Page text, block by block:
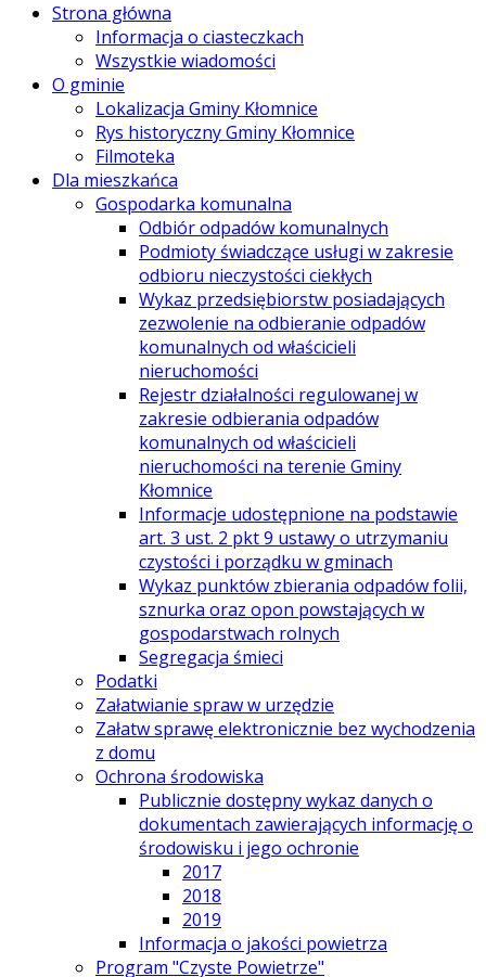
Strona główna
Informacja o ciasteczkach
Wszystkie wiadomości
O gminie
Lokalizacja Gminy Kłomnice
Rys historyczny Gminy Kłomnice
Filmoteka
Dla mieszkańca
Gospodarka komunalna
Odbiór odpadów komunalnych
Podmioty świadczące usługi w zakresie
odbioru nieczystości ciekłych
Wykaz przedsiębiorstw posiadających
zezwolenie na odbieranie odpadów
komunalnych od właścicieli
nieruchomości
Rejestr działalności regulowanej w
zakresie odbierania odpadów
komunalnych od właścicieli
nieruchomości na terenie Gminy
Kłomnice
Informacje udostępnione na podstawie
art. 3 ust. 2 pkt 9 ustawy o utrzymaniu
czystości i porządku w gminach
Wykaz punktów zbierania odpadów folii,
sznurka oraz opon powstających w
gospodarstwach rolnych
Segregacja śmieci
Podatki
Załatwianie spraw w urzędzie
Załatw sprawę elektronicznie bez wychodzenia
z domu
Ochrona środowiska
Publicznie dostępny wykaz danych o
dokumentach zawierających informację o
środowisku i jego ochronie
2017
2018
2019
Informacja o jakości powietrza
Program "Czyste Powietrze"